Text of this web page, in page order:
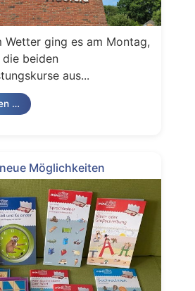
Wetter ging es am Montag,
beiden
aus...
…
Möglichkeiten